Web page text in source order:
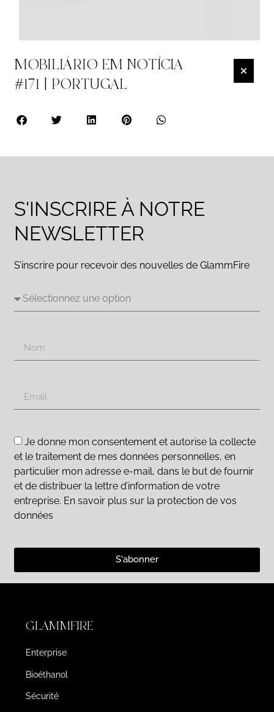
MOBILIÁRIO EM NOTÍCIA
#171 | PORTUGAL
S'INSCRIRE À NOTRE
NEWSLETTER
S’inscrire pour recevoir des nouvelles de GlammFire
Je donne mon consentement et autorise la collecte
et le traitement de mes données personnelles, en
particulier mon adresse e-mail, dans le but de fournir
et de distribuer la lettre d’information de votre
entreprise. En savoir plus sur la protection de vos
données
S'abonner
GLAMMFIRE
Enterprise
Bioéthanol
Sécurité